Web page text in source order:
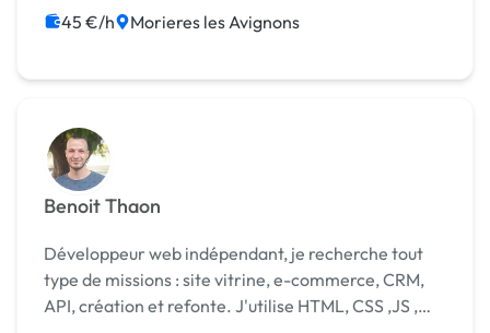
45 €/h Morieres les Avignons
Benoit Thaon
Développeur web indépendant, je recherche tout
type de missions : site vitrine, e-commerce, CRM,
API, création et refonte. J'utilise HTML, CSS ,JS ,